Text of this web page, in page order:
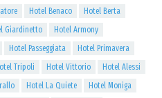
Hotel Benaco
Hotel Berta
Giardinetto
Hotel Armony
Hotel Passeggiata
Hotel Primavera
Tripoli Hotel Vittorio
Hotel Alessi
Hotel La Quiete Hotel Moniga